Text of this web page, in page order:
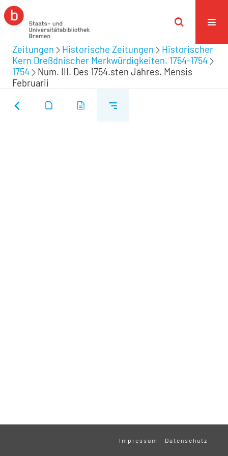
Zeitungen Historische Zeitungen
Historischer
Kern Dreßdnischer Merkwürdigkeiten. 1754-1754
1754
Num. III. Des 1754.sten Jahres. Mensis
Februarii
Impressum Datenschutz